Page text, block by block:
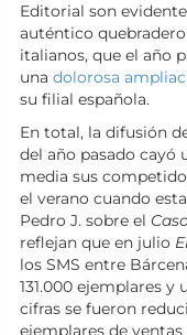
Editorial son
auténtico
italianos, que el año
una dolorosa
su filial española.
En total, la difusión
del año pasado cayó
media sus
el verano cuando
Pedro J. sobre el
reflejan que en julio
los SMS entre
131.000 ejemplares y
cifras se fueron
ejemplares de